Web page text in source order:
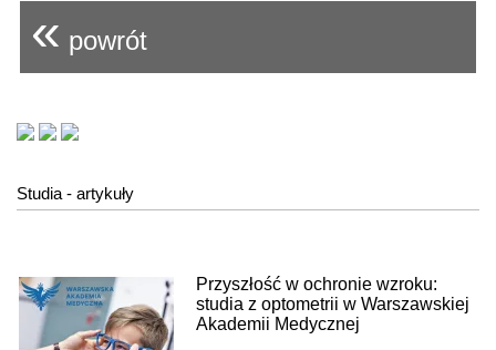
« powrót
Studia - artykuły
Przyszłość w ochronie wzroku:
studia z optometrii w Warszawskiej
Akademii Medycznej